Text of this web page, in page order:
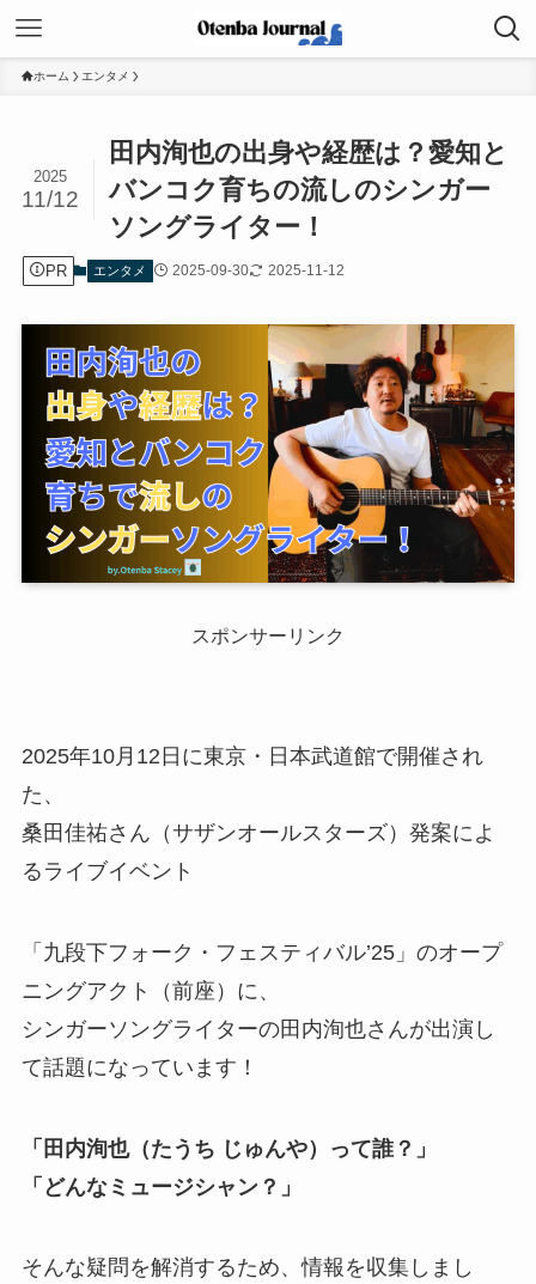
ホーム エンタメ
田内洵也の出身や経歴は？愛知と
バンコク育ちの流しのシンガー
ソングライター！
2025
11/12
PR エンタメ 2025-09-30 2025-11-12
スポンサーリンク
2025年10月12日に東京・日本武道館で開催され
た、
桑田佳祐さん（サザンオールスターズ）発案によ
るライブイベント
「九段下フォーク・フェスティバル’25」のオープ
ニングアクト（前座）に、
シンガーソングライターの田内洵也さんが出演し
て話題になっています！
「田内洵也（たうち じゅんや）って誰？」
「どんなミュージシャン？」
そんな疑問を解消するため、情報を収集しまし